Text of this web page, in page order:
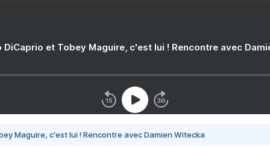
DiCaprio et Tobey Maguire, c'est lui ! Rencontre avec
Maguire, c'est lui ! Rencontre avec Damien Witecka